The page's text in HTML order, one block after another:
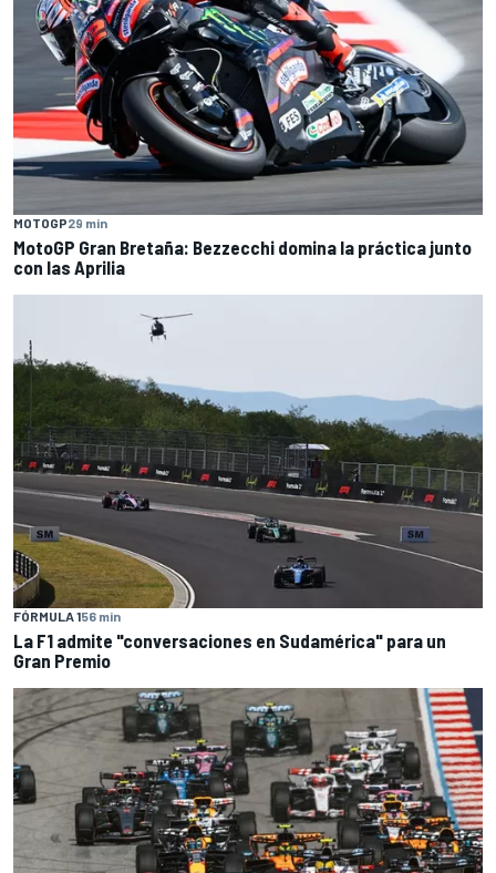
MOTOGP29 min
MotoGP Gran Bretaña: Bezzecchi domina la práctica junto
con las Aprilia
FÓRMULA 156 min
La F1 admite "conversaciones en Sudamérica" para un
Gran Premio